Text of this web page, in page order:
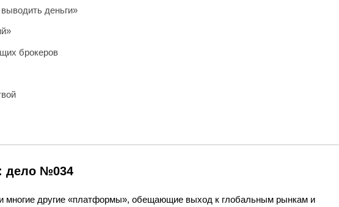
деньги»
брокеров
дело №034
и многие другие «платформы», обещающие выход к глобальным рынкам и